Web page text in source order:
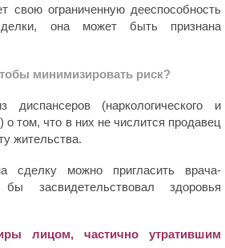
свою ограниченную дееспособность
она может быть признана
минимизировать риск?
диспансеров (наркологического и
о том, что в них не числится продавец
жительства.
сделку можно пригласить врача-
засвидетельствовал здоровья
лицом, частично утратившим